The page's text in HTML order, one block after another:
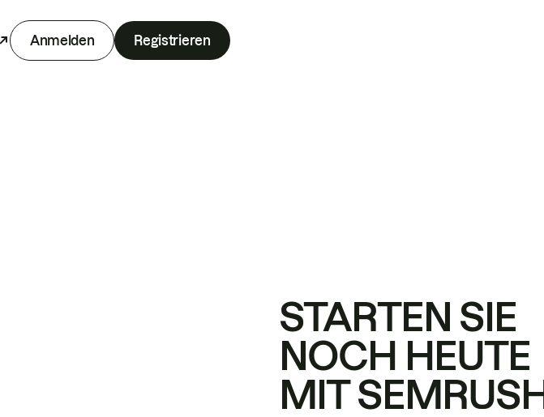
Anmelden Registrieren
STARTEN SIE
NOCH HEUTE
MIT